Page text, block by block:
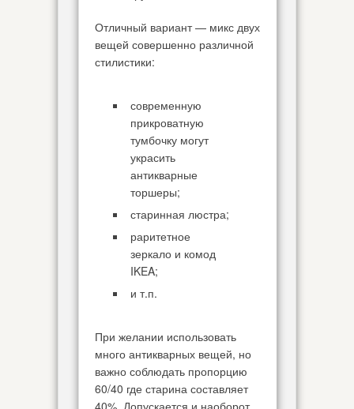
Отличный вариант — микс двух
вещей совершенно различной
стилистики:
современную
прикроватную
тумбочку могут
украсить
антикварные
торшеры;
старинная люстра;
раритетное
зеркало и комод
IKEA;
и т.п.
При желании использовать
много антикварных вещей, но
важно соблюдать пропорцию
60/40 где старина составляет
40%. Допускается и наоборот,